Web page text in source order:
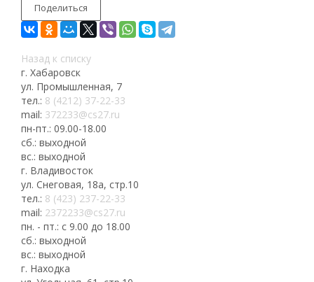
Поделиться
Назад к списку
г. Хабаровск
ул. Промышленная, 7
тел.: 8 (4212) 37-22-33
mail: 372233@cs27.ru
пн-пт.: 09.00-18.00
сб.: выходной
вс.: выходной
г. Владивосток
ул. Снеговая, 18а, стр.10
тел.: 8 (423) 237-22-33
mail: 2372233@cs27.ru
пн. - пт.: с 9.00 до 18.00
сб.: выходной
вс.: выходной
г. Находка